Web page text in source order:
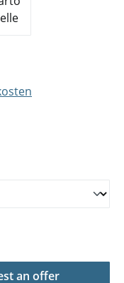
de gewenste
an offer